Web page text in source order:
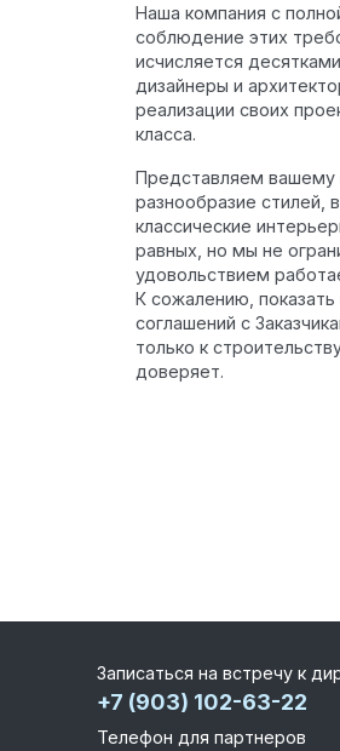
Наша компания с
соблюдение этих
исчисляется
дизайнеры и
реализации своих
класса.
Представляем вашему
разнообразие стилей,
классические
равных, но мы не
удовольствием
К сожалению,
соглашений с
только к
доверяет.
Записаться на встречу к
+7 (903) 102-63-22
Телефон для партнеров